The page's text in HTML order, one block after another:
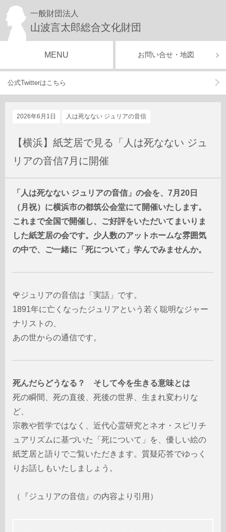
一般財団法人
山波言太郎総合文化財団
MENU お問い合せ・地図
公式Twitterはこちら
2026年6月1日 人は死なない ジュリアの音信
【横浜】紙芝居で見る「人は死なない ジュ
リアの音信7月に開催
「人は死なない ジュリアの音信」の会を、7月20日
（月祝）に横浜市の都筑公会堂にて開催いたします。
これまで全国で開催し、ご好評をいただいてまいりま
した紙芝居の会です。少人数のアットホームな雰囲気
の中で、ご一緒に「死について」学んでみませんか。
🌹 ジュリアの音信は「実話」です。
1891年に亡くなったジュリアという若く聡明なジャー
ナリストの、
あの世からの通信です。
死んだらどうなる？ そして今を生きる意味とは
死の瞬間、死の直後、死後の世界、生まれ変わりな
ど、
宗教や哲学ではなく、近代心霊研究とネオ・スピリチ
ュアリズムに基づいた「死について」を、優しい絵の
紙芝居と語りでご覧いただきます。質疑応答でゆっく
りお話しもいたしましょう。
（『ジュリアの音信』の内容より引用）